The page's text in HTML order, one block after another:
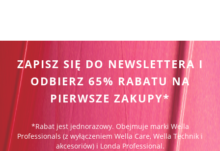
ZAPISZ SIĘ DO NEWSLETTERA I
ODBIERZ 65% RABATU NA
PIERWSZE ZAKUPY*
*Rabat jest jednorazowy. Obejmuje marki Wella
Professionals (z wyłączeniem Wella Care, Wella Technik i
akcesoriów) i Londa Professional.